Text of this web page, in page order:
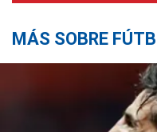
MÁS SOBRE